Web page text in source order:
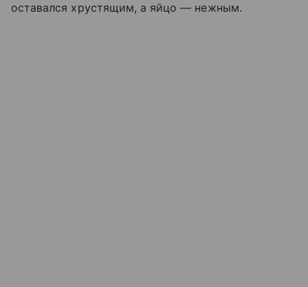
оставался хрустящим, а яйцо — нежным.